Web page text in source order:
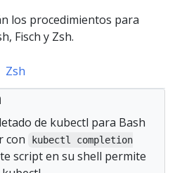
los procedimientos para
Fisch y Zsh.
Zsh
de kubectl para Bash
con
kubectl completion
script en su shell permite